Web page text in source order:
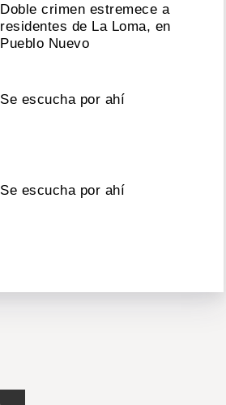
Doble crimen estremece a
residentes de La Loma, en
Pueblo Nuevo
Se escucha por ahí
Se escucha por ahí